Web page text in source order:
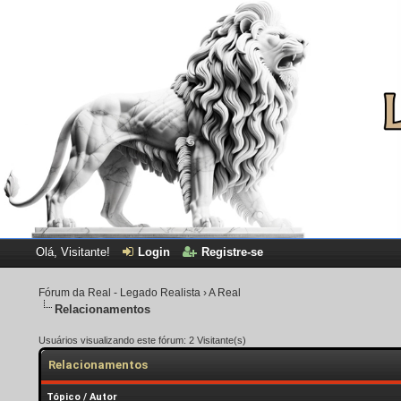
Olá, Visitante! Login Registre-se
Fórum da Real - Legado Realista ›A Real
Relacionamentos
Usuários visualizando este fórum: 2 Visitante(s)
Relacionamentos
Tópico /Autor